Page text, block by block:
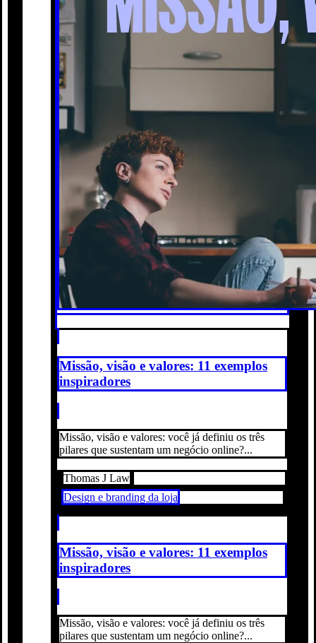
Missão, visão e valores: 11 exemplos
inspiradores
Missão, visão e valores: você já definiu os três
pilares que sustentam um negócio online?...
Thomas J Law
Design e branding da loja
Missão, visão e valores: 11 exemplos
inspiradores
Missão, visão e valores: você já definiu os três
pilares que sustentam um negócio online?...